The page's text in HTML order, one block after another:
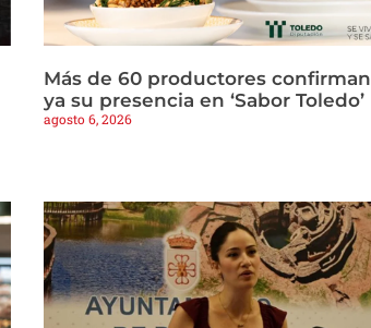
Más de 60 productores confirman
ya su presencia en ‘Sabor Toledo’
agosto 6, 2026